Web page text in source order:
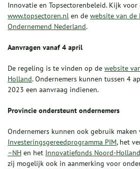
Innovatie en Topsectorenbeleid. Kijk
www.topsectoren.nl en de website van de
Ondernemend Nederland.
Aanvragen vanaf 4 april
De regeling is te vinden op de website
Holland. Ondernemers kunnen tussen 4
2023 een aanvraag indienen.
Provincie ondersteunt ondernemers
Ondernemers kunnen ook gebruik maken
Investeringsgereedprogramma PIM, het
–NH en het Innovatiefonds Noord-Holland
zij mogelijk ook in aanmerking voor